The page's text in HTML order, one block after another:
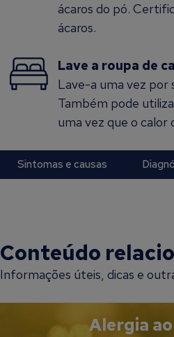
ácaros do pó.
ácaros.
Lave a roupa de
Lave-a uma vez por
Também pode
uma vez que o calor
Sintomas e causas
Conteúdo
Informações úteis, dicas e
Alergia